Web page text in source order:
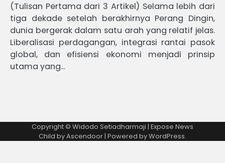
(Tulisan Pertama dari 3 Artikel) Selama lebih dari
tiga dekade setelah berakhirnya Perang Dingin,
dunia bergerak dalam satu arah yang relatif jelas.
Liberalisasi perdagangan, integrasi rantai pasok
global, dan efisiensi ekonomi menjadi prinsip
utama yang…
Copyright © Widodo Setiadharmaji | Expose News
Child byAscendoor| Powered byWordPress.